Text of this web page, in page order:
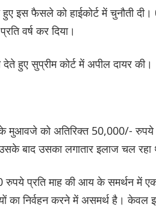
इस फैसले को हाईकोर्ट में चुनौती
वर्ष कर दिया।
हुए सुप्रीम कोर्ट में अपील दायर की।
के मुआवजे को अतिरिक्त 50,000/-
बाद उसका लगातार इलाज चल रहा
रुपये प्रति माह की आय के समर्थन में
का निर्वहन करने में असमर्थ है। केवल